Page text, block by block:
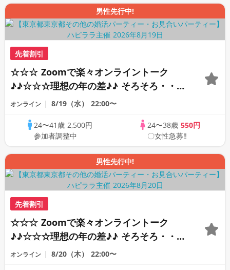
男性先行中!
先着割引
☆☆☆ Zoomで楽々オンライントーク
♪♪☆☆☆理想の年の差♪♪ そろそろ・・・
素敵な恋人見つけたい♪ ♪☆カジュアルな
行あり♪♪
オンライン 8/19（水） 22:00〜
24〜41歳 2,500円
参加者調整中
24〜38歳 550円
〇女性急募‼
男性先行中!
先着割引
☆☆☆ Zoomで楽々オンライントーク
♪♪☆☆☆理想の年の差♪♪ そろそろ・・・
素敵な恋人見つけたい♪ ♪☆カジュアルな
オンライン 8/20（木） 22:00〜